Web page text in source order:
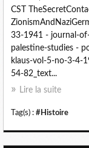
CST
33-1941 - journal-
palestine-studies -
klaus-vol-5-no-3-4-
54-82_text...
Lire la suite
Tag(s) : #Histoire